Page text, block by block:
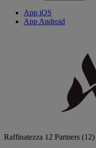
App iOS
App Android
Raffinatezza 12 Partners (12)